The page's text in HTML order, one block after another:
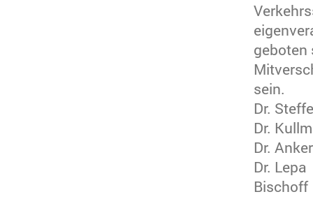
geboten
sein.
Dr.
Dr.
Dr.
Dr. Lepa
Bischoff